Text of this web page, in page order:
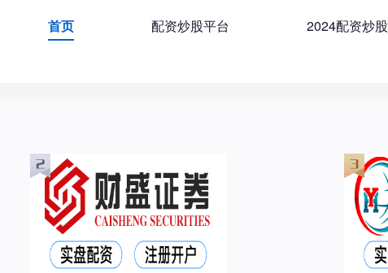
首页 配资炒股平台 2024配资炒股